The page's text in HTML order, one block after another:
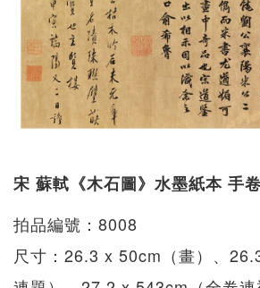
宋 蘇軾《木石圖》水墨紙本 手卷
拍品編號：8008
尺寸：26.3 x 50cm（畫）、